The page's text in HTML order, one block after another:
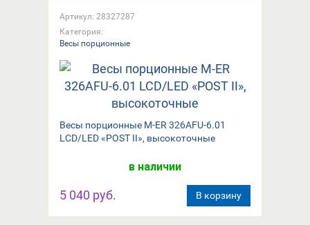
Артикул: 28327287
Категория:
Весы порционные
Весы порционные M-ER 326AFU-6.01
LCD/LED «POST II», высокоточные
в наличии
5 040 руб. В корзину